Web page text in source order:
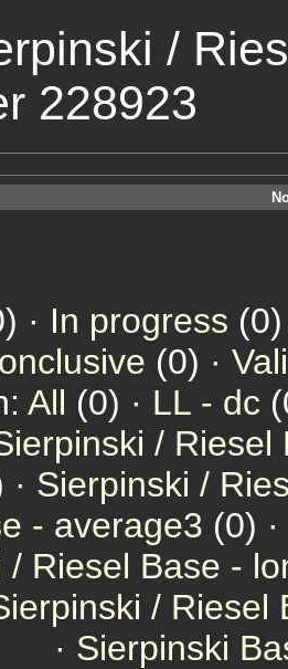
/
228923
· In progress
(0) ·
All (0) · LL - dc
/ Riesel
Sierpinski /
- average3 (0) ·
/ Riesel Base -
/ Riesel
· Sierpinski